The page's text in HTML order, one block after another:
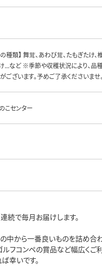
の種類】 舞茸、あわび茸、たもぎたけ、
...など ※季節や収穫状況により、品
ございます。予めご了承くださいませ。
こセンター
続で毎月お届けします。
中から一番良いものを詰め合わ
フコンペの賞品など幅広くご
幸いです。